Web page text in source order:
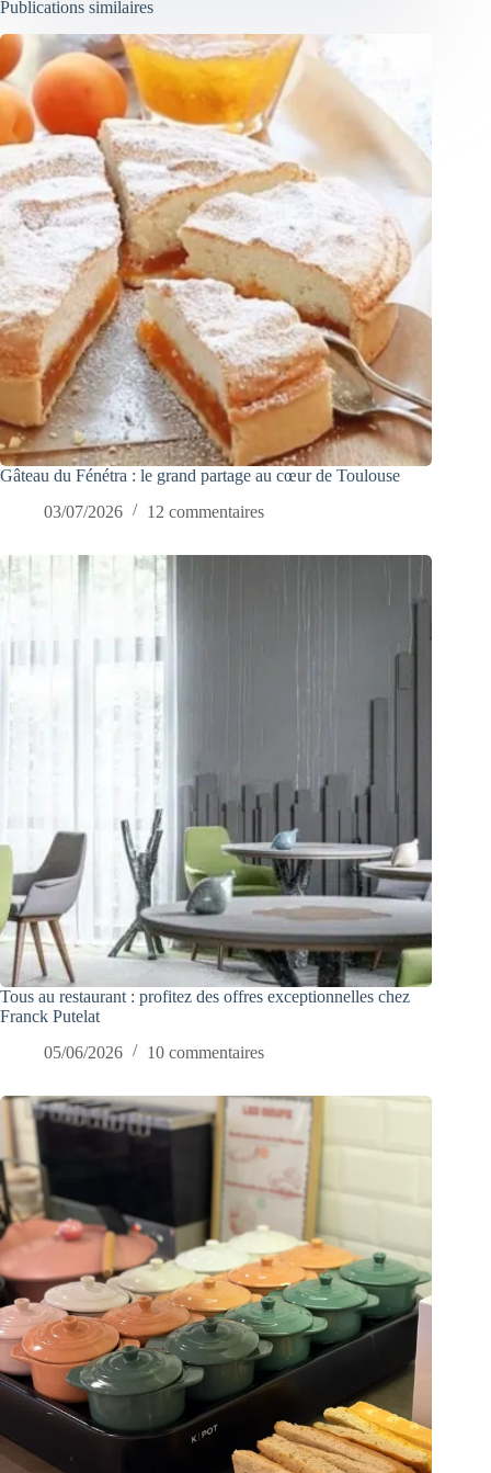
Publications similaires
Gâteau du Fénétra : le grand partage au cœur de Toulouse
03/07/2026
12 commentaires
Tous au restaurant : profitez des offres exceptionnelles chez
Franck Putelat
05/06/2026
10 commentaires